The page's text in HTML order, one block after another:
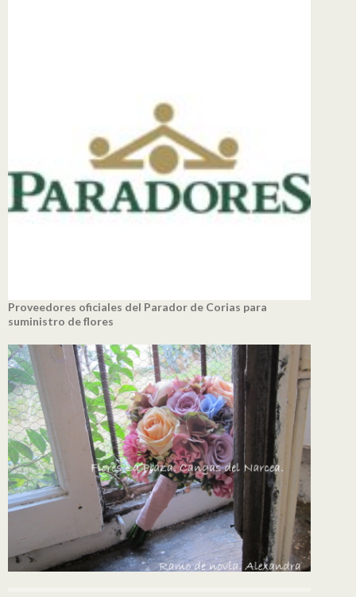
Proveedores oficiales del Parador de Corias para
suministro de flores